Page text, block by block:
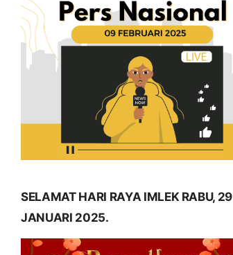
SELAMAT HARI RAYA IMLEK RABU, 29
JANUARI 2025.